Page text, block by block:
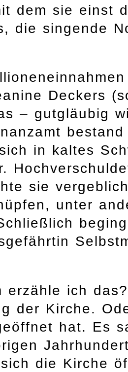
dem sie einst
die singende
Deckers
– gutgläubig
in kaltes
sie
unter
erzähle ich
der Kirche.
hat. Es
die Kirche